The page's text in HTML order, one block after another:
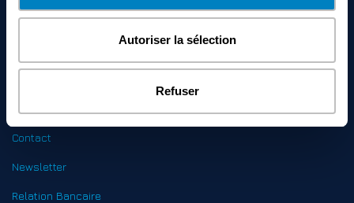
Autoriser la sélection
Refuser
KayakAventure
Accueil
Contact
Newsletter
Relation Bancaire